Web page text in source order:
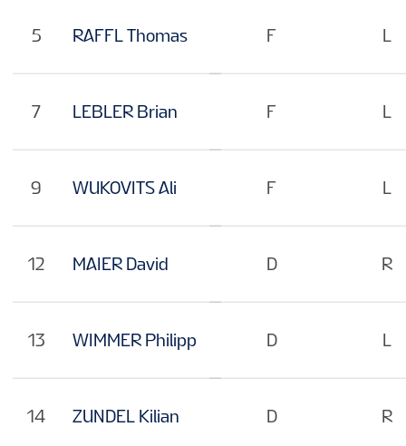
VIRALLINEN KISAOHJELMA
KISAINFO
5 RAFFL Thomas
7 LEBLER Brian
9 WUKOVITS Ali
12 MAIER David
13 WIMMER Philipp
14 ZUNDEL Kilian
F L
F L
F L
D R
D L
D R